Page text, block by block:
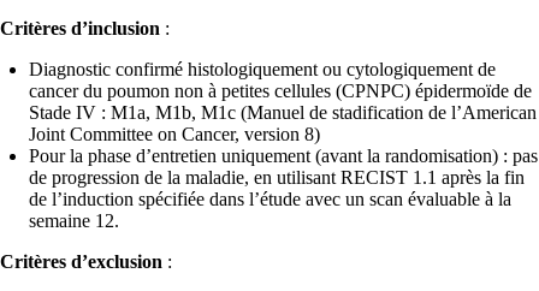
Critères d’inclusion :
Diagnostic confirmé histologiquement ou cytologiquement de
cancer du poumon non à petites cellules (CPNPC) épidermoïde de
Stade IV : M1a, M1b, M1c (Manuel de stadification de l’American
Joint Committee on Cancer, version 8)
Pour la phase d’entretien uniquement (avant la randomisation) : pas
de progression de la maladie, en utilisant RECIST 1.1 après la fin
de l’induction spécifiée dans l’étude avec un scan évaluable à la
semaine 12.
Critères d’exclusion :